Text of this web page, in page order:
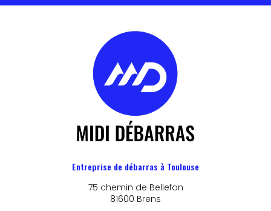
Entreprise de débarras à Toulouse
75 chemin de Bellefon
81600 Brens